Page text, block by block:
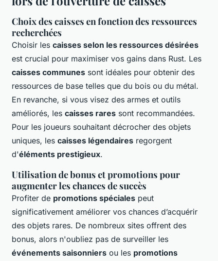
Choix des caisses en fonction des ressources
recherchées
Choisir les caisses selon les ressources désirées
est crucial pour maximiser vos gains dans Rust. Les
caisses communes sont idéales pour obtenir des
ressources de base telles que du bois ou du métal.
En revanche, si vous visez des armes et outils
améliorés, les caisses rares sont recommandées.
Pour les joueurs souhaitant décrocher des objets
uniques, les caisses légendaires regorgent
d'éléments prestigieux.
Utilisation de bonus et promotions pour
augmenter les chances de succès
Profiter de promotions spéciales peut
significativement améliorer vos chances d’acquérir
des objets rares. De nombreux sites offrent des
bonus, alors n'oubliez pas de surveiller les
événements saisonniers ou les promotions